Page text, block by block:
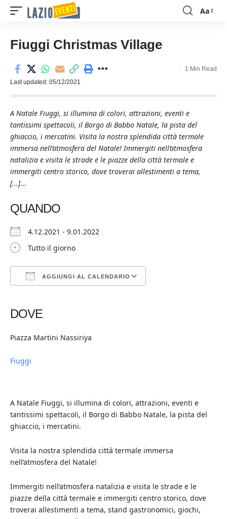
Font
Aa
Fiuggi Christmas Village
Last updated: 05/12/2021
1 Min Read
A Natale Fiuggi, si illumina di colori, attrazioni, eventi e
tantissimi spettacoli, il Borgo di Babbo Natale, la pista del
ghiaccio, i mercatini. Visita la nostra splendida città termale
immersa nell’atmosfera del Natale! Immergiti nell’atmosfera
natalizia e visita le strade e le piazze della città termale e
immergiti centro storico, dove troverai allestimenti a tema,
[...]...
QUANDO
4.12.2021 - 9.01.2022
Tutto il giorno
AGGIUNGI AL CALENDARIO
DOVE
Piazza Martini Nassiriya
Fiuggi
A Natale Fiuggi, si illumina di colori, attrazioni, eventi e
tantissimi spettacoli, il Borgo di Babbo Natale, la pista del
ghiaccio, i mercatini.
Visita la nostra splendida città termale immersa
nell’atmosfera del Natale!
Immergiti nell’atmosfera natalizia e visita le strade e le
piazze della città termale e immergiti centro storico, dove
troverai allestimenti a tema, stand gastronomici, giochi,